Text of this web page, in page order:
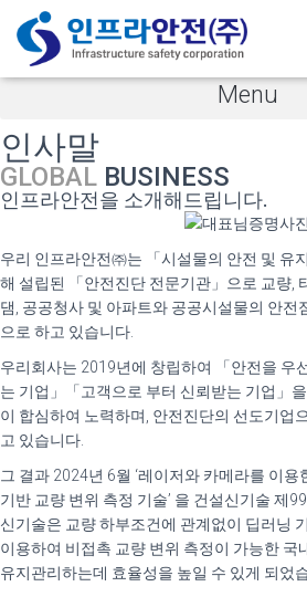
인사말
HOME> 회사소개 > 인사말
Menu
인사말
GLOBAL BUSINESS
인프라안전을 소개해드립니다.
우리 인프라안전㈜는 「시설물의 안전 및 유
해 설립된 「안전진단 전문기관」으로 교량,
댐, 공공청사 및 아파트와 공공시설물의 안전
으로 하고 있습니다.
우리회사는 2019년에 창립하여 「안전을 우
는 기업」「고객으로 부터 신뢰받는 기업」
이 합심하여 노력하며, 안전진단의 선도기업
고 있습니다.
그 결과 2024년 6월 ‘레이저와 카메라를 이용
기반 교량 변위 측정 기술’ 을 건설신기술 제
신기술은 교량 하부조건에 관계없이 딥러닝
이용하여 비접촉 교량 변위 측정이 가능한 국
유지관리하는데 효율성을 높일 수 있게 되었